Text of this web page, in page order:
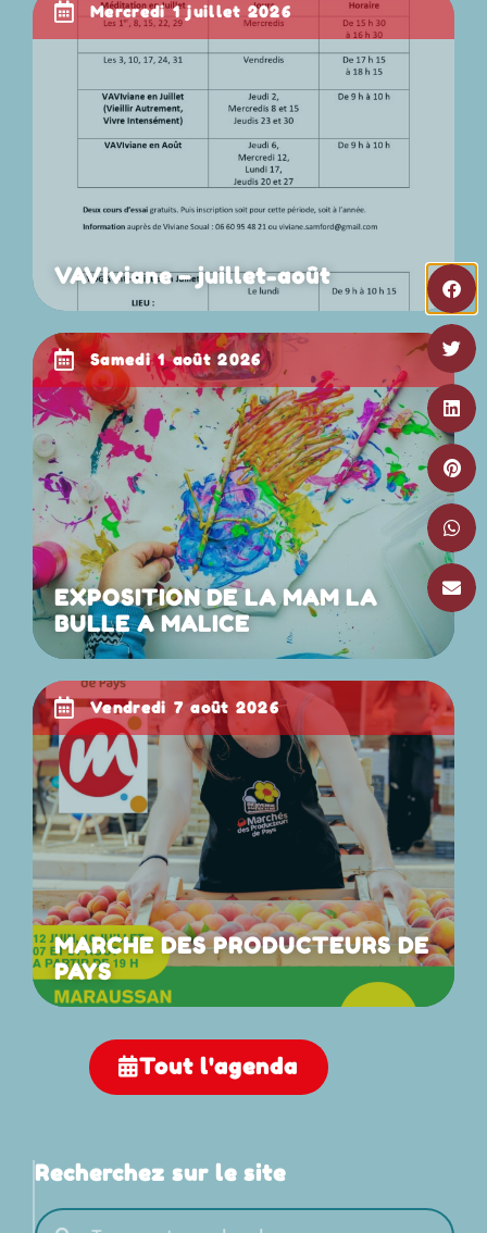
mercredi 1 juillet 2026
VAVIviane – juillet-août
samedi 1 août 2026
EXPOSITION DE LA MAM LA
BULLE A MALICE
vendredi 7 août 2026
MARCHE DES PRODUCTEURS DE
PAYS
Tout l'agenda
Recherchez sur le site